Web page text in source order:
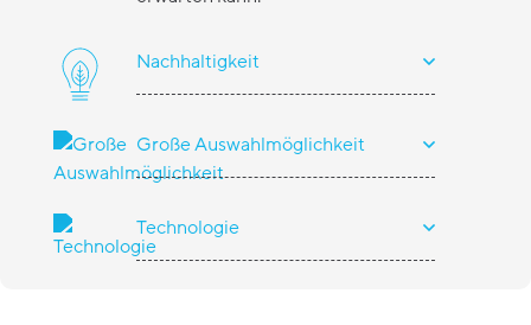
Nachhaltigkeit
Große Auswahlmöglichkeit
Technologie